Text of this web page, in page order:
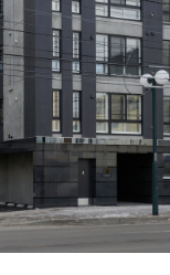
51~60戸
61~70戸
91~100戸